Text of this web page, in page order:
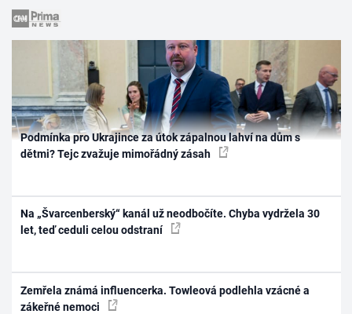
Podmínka pro Ukrajince za útok zápalnou lahví na dům s
dětmi? Tejc zvažuje mimořádný zásah
Na „Švarcenberský“ kanál už neodbočíte. Chyba vydržela 30
let, teď ceduli celou odstraní
Zemřela známá influencerka. Towleová podlehla vzácné a
zákeřné nemoci